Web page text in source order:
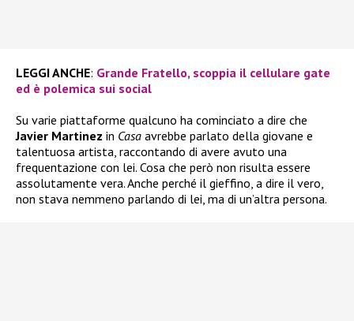
LEGGI ANCHE: Grande Fratello, scoppia il cellulare gate
ed è polemica sui social
Su varie piattaforme qualcuno ha cominciato a dire che
Javier Martinez in Casa avrebbe parlato della giovane e
talentuosa artista, raccontando di avere avuto una
frequentazione con lei. Cosa che però non risulta essere
assolutamente vera. Anche perché il gieffino, a dire il vero,
non stava nemmeno parlando di lei, ma di un’altra persona.